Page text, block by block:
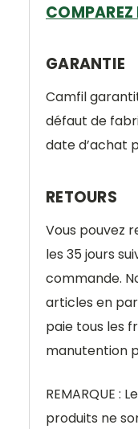
COMPAREZ
GARANTIE
Camfil
défaut de
date d’achat
RETOURS
Vous pouvez
les 35 jours
commande.
articles en
paie tous les
manutention
REMARQUE :
produits ne